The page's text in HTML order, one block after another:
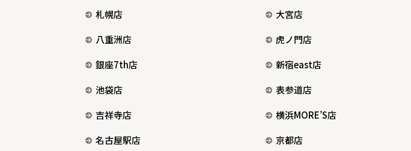
札幌店 大宮店
八重洲店
虎ノ門店
銀座7th店
新宿east店
池袋店
表参道店
吉祥寺店
横浜MORE’S店
名古屋駅店
京都店